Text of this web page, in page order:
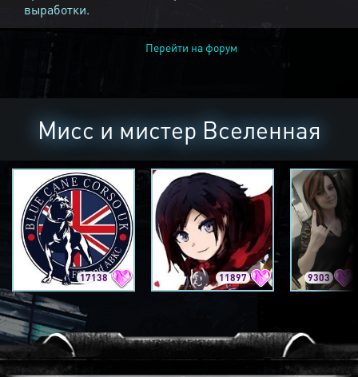
выработки.
Перейти на форум
Мисс и мистер Вселенная
17138 11897 9303